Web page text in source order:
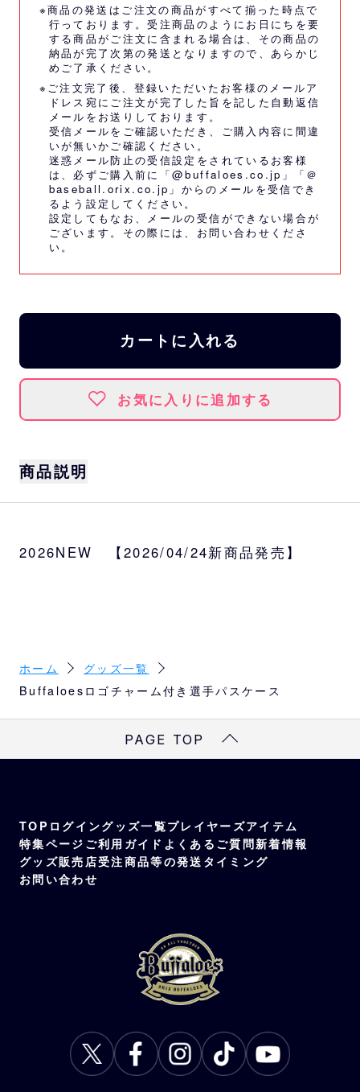
※商品の発送はご注文の商品がすべて揃った時点で
行っております。受注商品のようにお日にちを要
する商品がご注文に含まれる場合は、その商品の
納品が完了次第の発送となりますので、あらかじ
めご了承ください。
※ご注文完了後、登録いただいたお客様のメールア
ドレス宛にご注文が完了した旨を記した自動返信
メールをお送りしております。
受信メールをご確認いただき、ご購入内容に間違
いが無いかご確認ください。
迷惑メール防止の受信設定をされているお客様
は、必ずご購入前に「@buffaloes.co.jp」「＠
baseball.orix.co.jp」からのメールを受信でき
るよう設定してください。
設定してもなお、メールの受信ができない場合が
ございます。その際には、 お問い合わせくださ
い。
カートに入れる
お気に入りに追加する
商品説明
PU、鉄、アクリル樹脂
2026NEW 【2026/04/24新商品発売】
ホーム
グッズ一覧
Buffaloesロゴチャーム付き選手パスケース
PAGE TOP
TOP ログイングッズ一覧プレイヤーズアイテム
特集ページ ご利用ガイド よくあるご質問新着情報
グッズ販売店受注商品等の発送タイミング
お問い合わせ